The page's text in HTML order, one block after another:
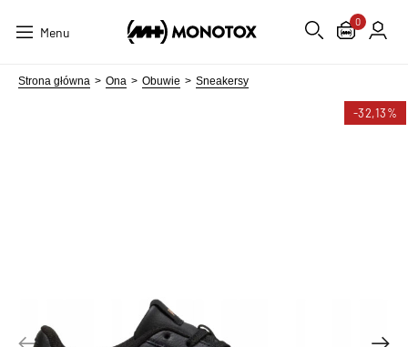
Menu
0
Strona główna Ona Obuwie Sneakersy
-32,13%